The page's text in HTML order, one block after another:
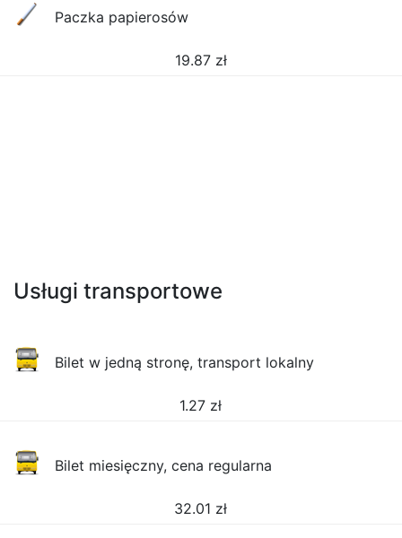
Paczka papierosów
19.87 zł
Usługi transportowe
Bilet w jedną stronę, transport lokalny
1.27 zł
Bilet miesięczny, cena regularna
32.01 zł